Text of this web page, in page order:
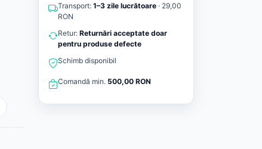
Transport: 1–3 zile lucrătoare · 29,00
RON
Retur: Returnări acceptate doar
pentru produse defecte
Schimb disponibil
Comandă min. 500,00 RON